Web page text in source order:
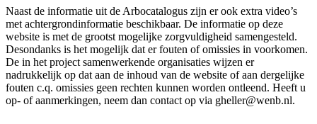
Naast de informatie uit de Arbocatalogus zijn er ook extra video’s
met achtergrondinformatie beschikbaar. De informatie op deze
website is met de grootst mogelijke zorgvuldigheid samengesteld.
Desondanks is het mogelijk dat er fouten of omissies in voorkomen.
De in het project samenwerkende organisaties wijzen er
nadrukkelijk op dat aan de inhoud van de website of aan dergelijke
fouten c.q. omissies geen rechten kunnen worden ontleend. Heeft u
op- of aanmerkingen, neem dan contact op via gheller@wenb.nl.